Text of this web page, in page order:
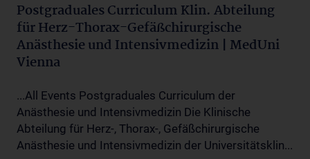
Postgraduales Curriculum Klin. Abteilung
für Herz-Thorax-Gefäßchirurgische
Anästhesie und Intensivmedizin | MedUni
Vienna
...All Events Postgraduales Curriculum der
Anästhesie und Intensivmedizin Die Klinische
Abteilung für Herz-, Thorax-, Gefäßchirurgische
Anästhesie und Intensivmedizin der Universitätsklin...